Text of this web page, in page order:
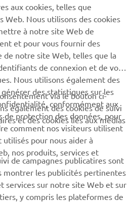
2021
aux cookies, telles que
Web. Nous utilisons des cookies
à notre site Web de
et pour vous fournir des
de notre site Web, telles que la
de connexion et de vos
Nous utilisons également des
des statistiques sur les
conformément aux
de protection des données, pour
comment nos visiteurs utilisent
pour nous aider à
nos produits, services et
via le bouton ci-
également des cookies de suivi
et des cookies liés aux médias
de campagnes publicatires sont
montrer les publicités pertinentes
services sur notre site Web et sur
y compris les plateformes de